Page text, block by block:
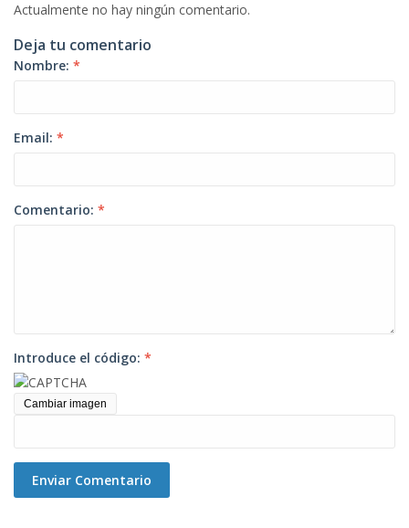
Actualmente no hay ningún comentario.
Deja tu comentario
Nombre: *
Email: *
Comentario: *
Introduce el código: *
Cambiar imagen
Enviar Comentario